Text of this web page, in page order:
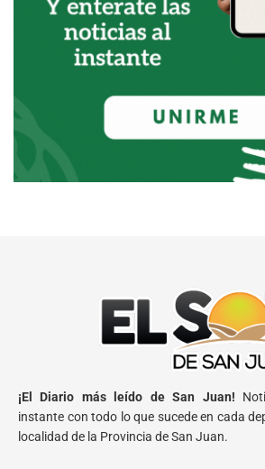
¡El Diario más leído de San Juan!
instante con todo lo que sucede en cada
localidad de la Provincia de San Juan.